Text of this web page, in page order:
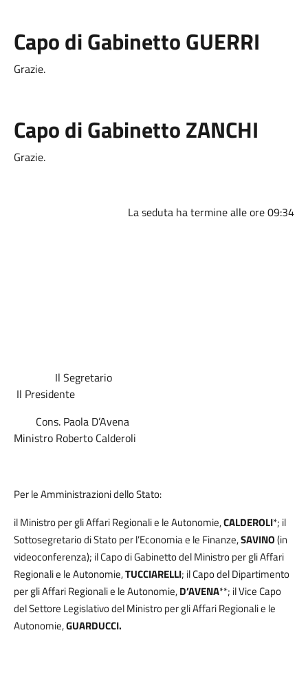
Capo di Gabinetto GUERRI
Grazie.
Capo di Gabinetto ZANCHI
Grazie.
La seduta ha termine alle ore 09:34
Il Segretario
Il Presidente
Cons. Paola D’Avena
Ministro Roberto Calderoli
Per le Amministrazioni dello Stato:
il Ministro per gli Affari Regionali e le Autonomie,CALDEROLI*; il
Sottosegretario di Stato per l’Economia e le Finanze,SAVINO(in
videoconferenza); il Capo di Gabinetto del Ministro per gli Affari
Regionali e le Autonomie,TUCCIARELLI; il Capo del Dipartimento
per gli Affari Regionali e le Autonomie,D’AVENA**; il Vice Capo
del Settore Legislativo del Ministro per gli Affari Regionali e le
Autonomie,GUARDUCCI.